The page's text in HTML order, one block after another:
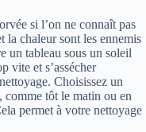
si l’on ne connaît pas
la chaleur sont les ennemis
un tableau sous un soleil
vite et s’assécher
Choisissez un
comme tôt le matin ou en
permet à votre nettoyage